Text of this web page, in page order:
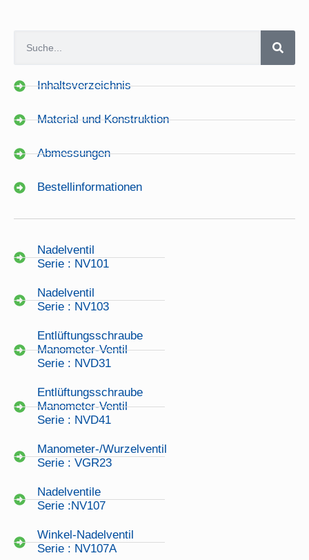
Inhaltsverzeichnis
Material und Konstruktion
Abmessungen
Bestellinformationen
Nadelventil
Serie : NV101
Nadelventil
Serie : NV103
Entlüftungsschraube
Manometer-Ventil
Serie : NVD31
Entlüftungsschraube
Manometer-Ventil
Serie : NVD41
Manometer-/Wurzelventil
Serie : VGR23
Nadelventile
Serie :NV107
Winkel-Nadelventil
Serie : NV107A